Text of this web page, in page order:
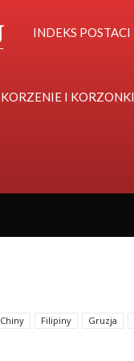
Polska
Światu
INDEKS POSTACI
KORZENIE I KORZONKI
Chiny Filipiny Gruzja